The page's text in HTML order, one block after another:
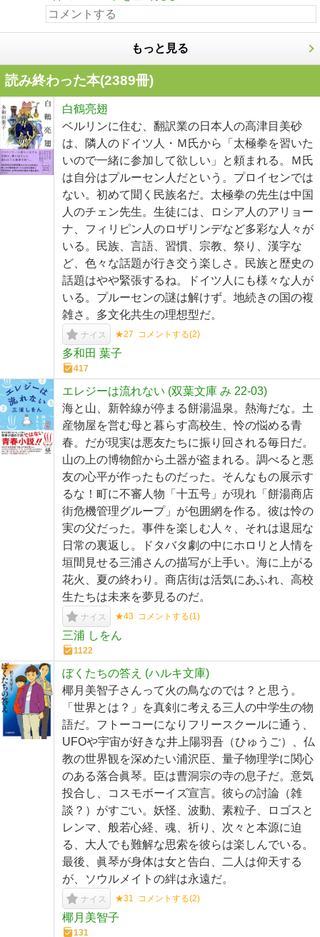
もっと見る
読み終わった本(2389冊)
白鶴亮翅
ベルリンに住む、翻訳業の日本人の高津目美砂
は、隣人のドイツ人・Ｍ氏から「太極拳を習いた
いので一緒に参加して欲しい」と頼まれる。Ｍ氏
は自分はプルーセン人だという。プロイセンでは
ない。初めて聞く民族名だ。太極拳の先生は中国
人のチェン先生。生徒には、ロシア人のアリョー
ナ、フィリピン人のロザリンデなど多彩な人々が
いる。民族、言語、習慣、宗教、祭り、漢字な
ど、色々な話題が行き交う楽しさ。民族と歴史の
話題はやや緊張するね。ドイツ人にも様々な人が
いる。プルーセンの謎は解けず。地続きの国の複
雑さ。多文化共生の理想型だ。
ナイス ★27 コメントする(2)
多和田 葉子
417
エレジーは流れない (双葉文庫 み 22-03)
海と山、新幹線が停まる餅湯温泉。熱海だな。土
産物屋を営む母と暮らす高校生、怜の悩める青
春。だが現実は悪友たちに振り回される毎日だ。
山の上の博物館から土器が盗まれる。調べると悪
友の心平が作ったものだった。そんなもの展示す
るな！町に不審人物「十五号」が現れ「餅湯商店
街危機管理グループ」が包囲網を作る。彼は怜の
実の父だった。事件を楽しむ人々、それは退屈な
日常の裏返し。ドタバタ劇の中にホロリと人情を
垣間見せる三浦さんの描写が上手い。海に上がる
花火、夏の終わり。商店街は活気にあふれ、高校
生たちは未来を夢見るのだ。
ナイス ★43 コメントする(1)
三浦 しをん
1122
ぼくたちの答え (ハルキ文庫)
椰月美智子さんって火の鳥なのでは？と思う。
「世界とは？」を真剣に考える三人の中学生の物
語だ。フトーコーになりフリースクールに通う、
UFOや宇宙が好きな井上陽羽吾（ひゅうご）、仏
教の世界観を深めたい浦沢臣、量子物理学に関心
のある落合眞琴。臣は曹洞宗の寺の息子だ。意気
投合し、コスモボーイズ宣言。彼らの討論（雑
談？）がすごい。妖怪、波動、素粒子、ロゴスと
レンマ、般若心経、魂、祈り、次々と本源に迫
る、大人でも難解な思索を彼らは楽しんでいる。
最後、眞琴が身体は女と告白、二人は仰天する
が、ソウルメイトの絆は永遠だ。
ナイス ★31 コメントする(2)
椰月美智子
131